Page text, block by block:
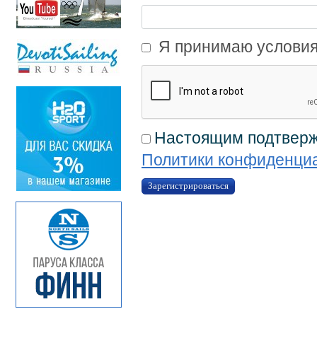
Я принимаю
Настоящим
Политики
Зарегистрироваться